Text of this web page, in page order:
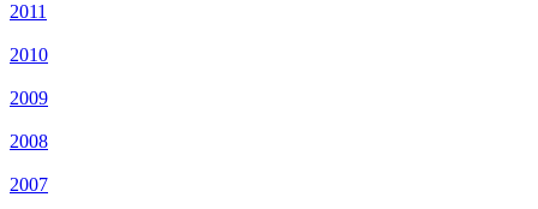
2011
2010
2009
2008
2007